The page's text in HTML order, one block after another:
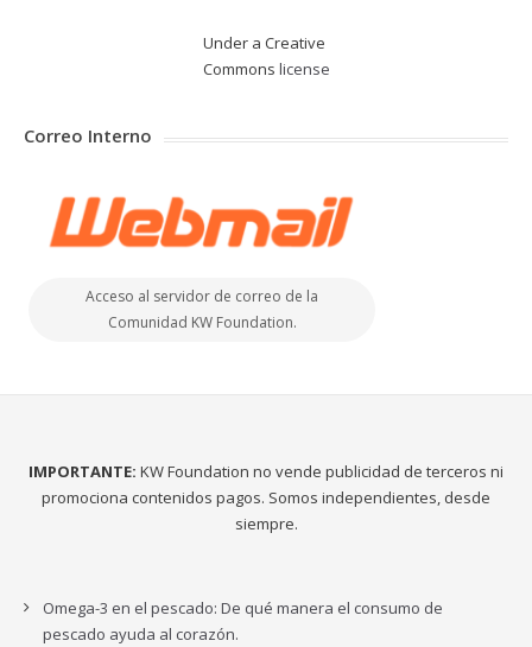
Under a Creative
Commons license
Correo Interno
Acceso al servidor de correo de la
Comunidad KW Foundation.
IMPORTANTE: KW Foundation no vende publicidad de terceros ni
promociona contenidos pagos. Somos independientes, desde
siempre.
Omega-3 en el pescado: De qué manera el consumo de
pescado ayuda al corazón.